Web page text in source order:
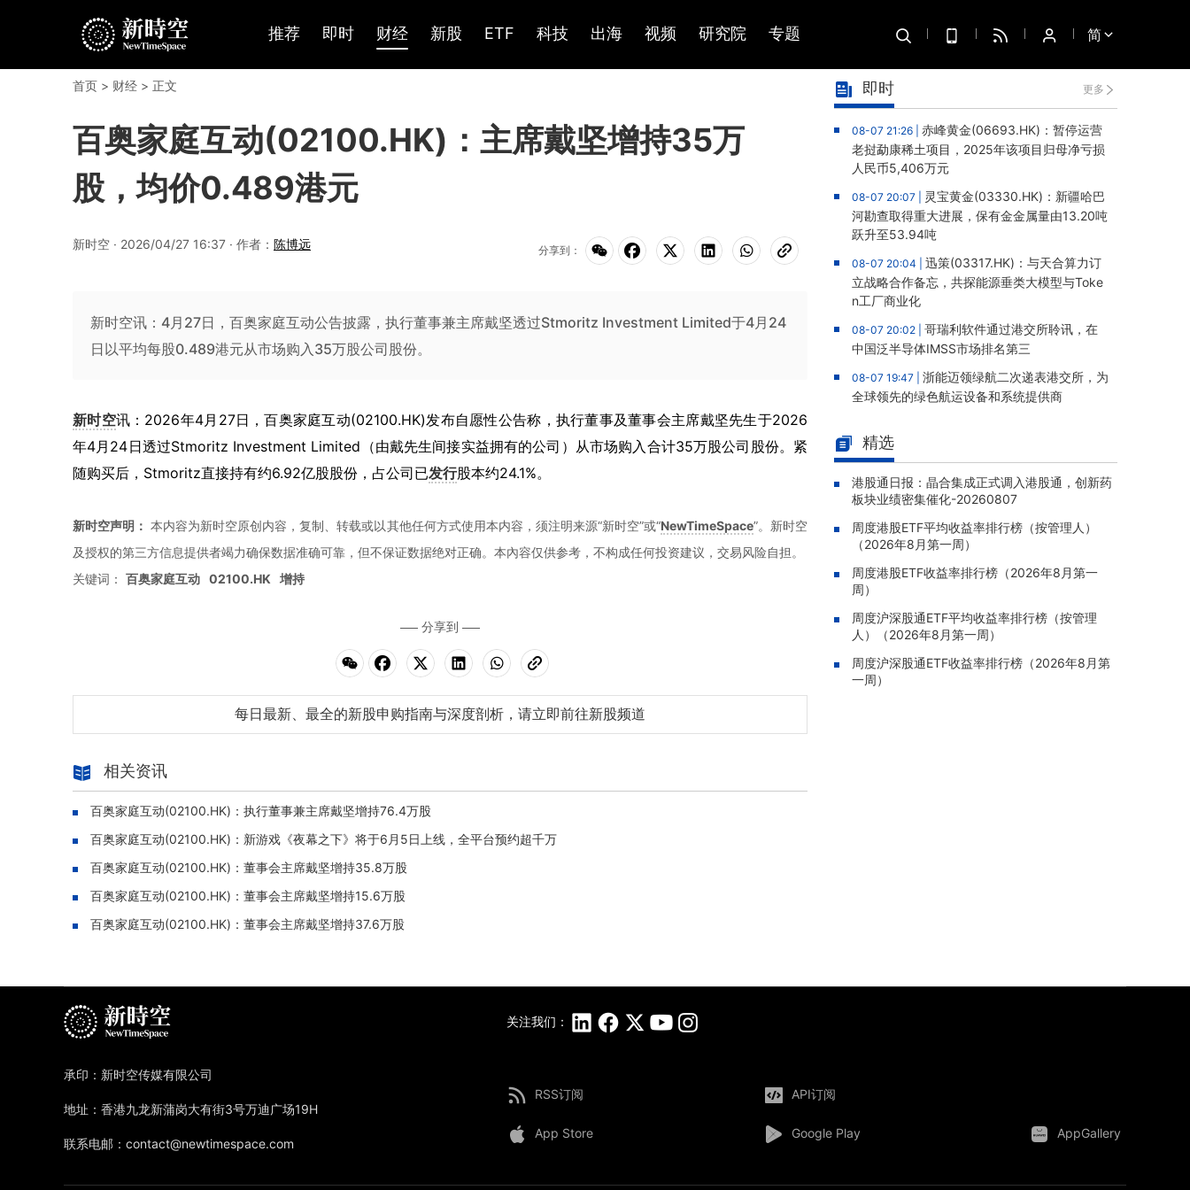
推荐 即时 财经 新股 ETF 科技 出海 视频 研究院 专题 简
首页 > 财经 > 正文
百奥家庭互动(02100.HK)：主席戴坚增持35万
股，均价0.489港元
新时空 · 2026/04/27 16:37 · 作者： 陈博远 分享到：
新时空讯：4月27日，百奥家庭互动公告披露，执行董事兼主席戴坚透过Stmoritz Investment Limited于4月24
日以平均每股0.489港元从市场购入35万股公司股份。
新时空讯：2026年4月27日，百奥家庭互动(02100.HK)发布自愿性公告称，执行董事及董事会主席戴坚先生于2026
年4月24日透过Stmoritz Investment Limited（由戴先生间接实益拥有的公司）从市场购入合计35万股公司股份。紧
随购买后，Stmoritz直接持有约6.92亿股股份，占公司已发行股本约24.1%。
新时空声明： 本内容为新时空原创内容，复制、转载或以其他任何方式使用本内容，须注明来源“新时空”或“NewTimeSpace”。新时空
及授权的第三方信息提供者竭力确保数据准确可靠，但不保证数据绝对正确。本內容仅供参考，不构成任何投资建议，交易风险自担。
关键词： 百奥家庭互动 02100.HK 增持
分享到
每日最新、最全的新股申购指南与深度剖析，请立即前往新股频道
相关资讯
百奥家庭互动(02100.HK)：执行董事兼主席戴坚增持76.4万股
百奥家庭互动(02100.HK)：新游戏《夜幕之下》将于6月5日上线，全平台预约超千万
百奥家庭互动(02100.HK)：董事会主席戴坚增持35.8万股
百奥家庭互动(02100.HK)：董事会主席戴坚增持15.6万股
百奥家庭互动(02100.HK)：董事会主席戴坚增持37.6万股
即时 更多
08-07 21:26 | 赤峰黄金(06693.HK)：暂停运营
老挝勐康稀土项目，2025年该项目归母净亏损
人民币5,406万元
08-07 20:07 |
灵宝黄金(03330.HK)：新疆哈巴
河勘查取得重大进展，保有金金属量由13.20吨
跃升至53.94吨
08-07 20:04 | 迅策(03317.HK)：与天合算力订
立战略合作备忘，共探能源垂类大模型与Toke
n工厂商业化
08-07 20:02 | 哥瑞利软件通过港交所聆讯，在
中国泛半导体IMSS市场排名第三
08-07 19:47 | 浙能迈领绿航二次递表港交所，为
全球领先的绿色航运设备和系统提供商
公司获授7份基建工程建造合约，合约总额约1.
95亿港元
08-07 19:06 | 中国生物制药(01177.HK)：贝莫苏
拜单抗联合化疗序贯安罗替尼一线治疗鳞状非
小细胞肺癌新适应症获批上市
中期扭亏为盈，录得权益股东应占净利人民币5
00万至2,500万元
08-07 18:33 |博泰车联(02889.HK)：拟以不超
人民币14亿元收购成都明夷约70%股权，切入
AI光通信芯片产业链
08-07 18:25 |
精选
港股通日报：晶合集成正式调入港股通，创新药
板块业绩密集催化-20260807
周度港股ETF平均收益率排行榜（按管理人）
（2026年8月第一周）
周度港股ETF收益率排行榜（2026年8月第一
周）
周度沪深股通ETF平均收益率排行榜（按管理
人）（2026年8月第一周）
周度沪深股通ETF收益率排行榜（2026年8月第
一周）
关注我们：
RSS订阅 API订阅
App Store Google Play AppGallery
承印：新时空传媒有限公司
地址：香港九龙新蒲岗大有街3号万迪广场19H
联系电邮：contact@newtimespace.com